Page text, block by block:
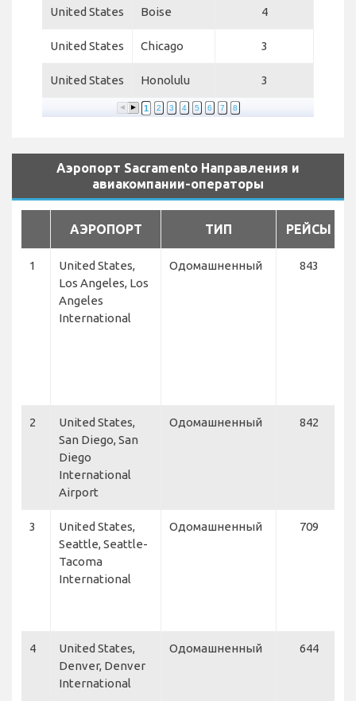
United States Boise 4
United States Chicago 3
United States Honolulu 3
1 2 3 4 5 6 7 8
Аэропорт Sacramento Направления и
авиакомпании-операторы
АЭРОПОРТ ТИП РЕЙСЫ
1
United States,
Los Angeles, Los
Angeles
International
Одомашненный 843
2
United States,
San Diego, San
Diego
International
Airport
Одомашненный 842
3
United States,
Seattle, Seattle-
Tacoma
International
Одомашненный 709
4
United States,
Denver, Denver
International
Одомашненный 644